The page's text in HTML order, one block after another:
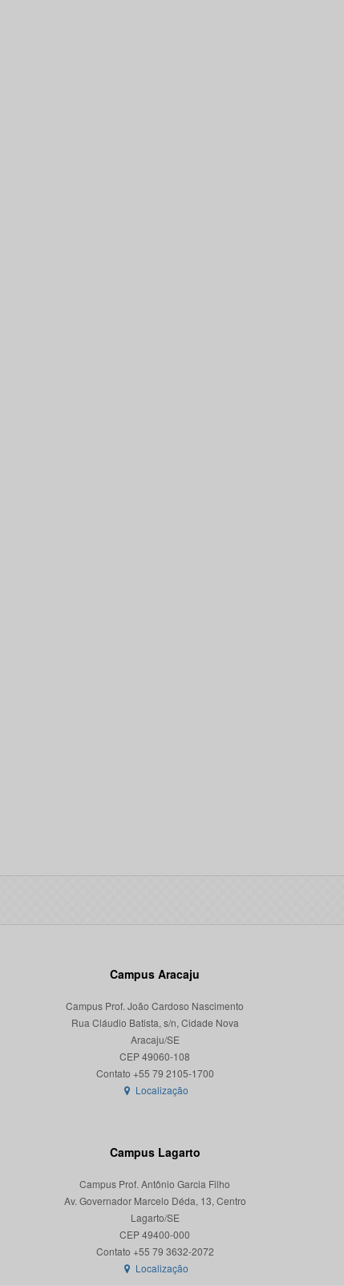
Campus Aracaju
Campus Prof. João Cardoso Nascimento
Rua Cláudio Batista, s/n, Cidade Nova
Aracaju/SE
CEP 49060-108
Localização
Campus Lagarto
Campus Prof. Antônio Garcia Filho
Av. Governador Marcelo Déda, 13, Centro
Lagarto/SE
CEP 49400-000
Localização